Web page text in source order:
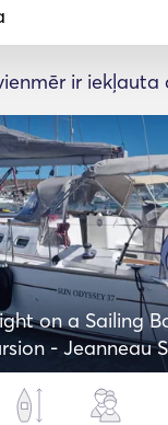
ir iekļauta
on a Sailing
- Jeanneau